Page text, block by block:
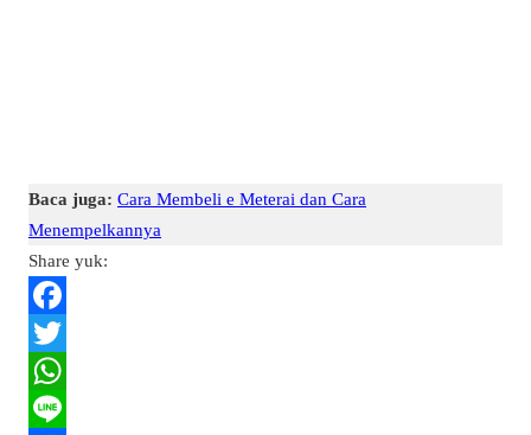
Baca juga: Cara Membeli e Meterai dan Cara
Menempelkannya
Share yuk:
F
a
c
T
w
W